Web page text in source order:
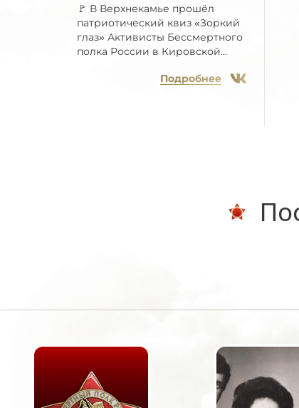
🚩 В Верхнекамье прошёл
патриотический квиз «Зоркий
глаз» Активисты Бессмертного
полка России в Кировской...
Подробнее